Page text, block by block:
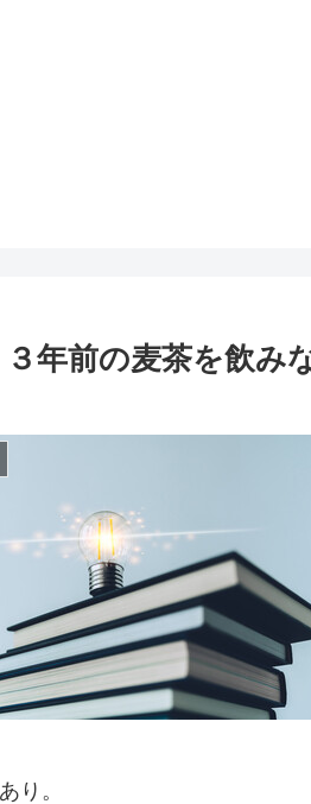
３年前の麦茶を飲み
り。